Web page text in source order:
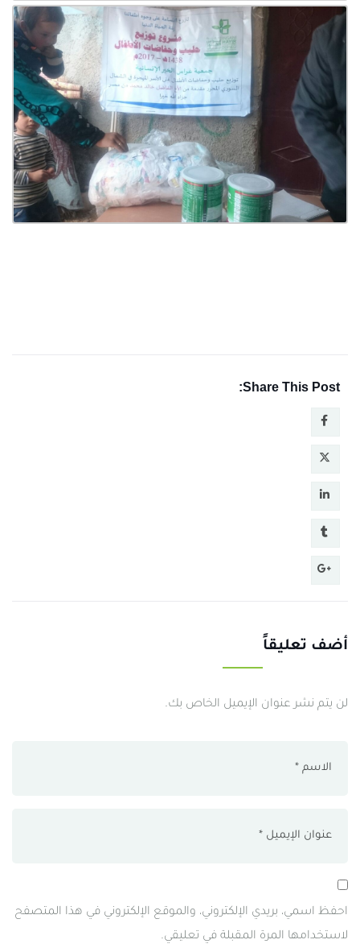
Share This Post:
أضف تعليقاً
لن يتم نشر عنوان الإيميل الخاص بك.
احفظ اسمي، بريدي الإلكتروني، والموقع الإلكتروني في هذا المتصفح
لاستخدامها المرة المقبلة في تعليقي.